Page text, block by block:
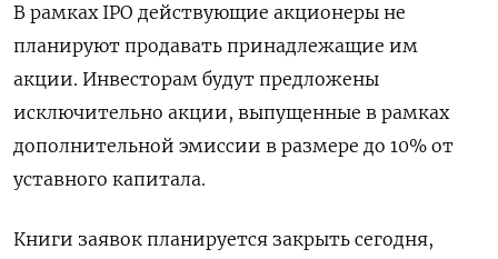
В рамках IPO действующие акционеры не
планируют продавать принадлежащие им
акции. Инвесторам будут предложены
исключительно акции, выпущенные в рамках
дополнительной эмиссии в размере до 10% от
уставного капитала.
Книги заявок планируется закрыть сегодня,